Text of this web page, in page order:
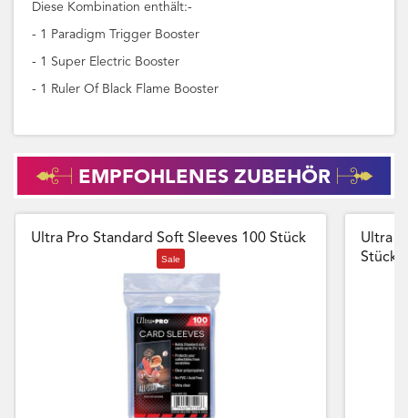
Diese Kombination enthält:-
- 1 Paradigm Trigger Booster
- 1 Super Electric Booster
- 1 Ruler Of Black Flame Booster
EMPFOHLENES ZUBEHÖR
Ultra Pro Standard Soft Sleeves 100 Stück
Sale
Ultra
Stück